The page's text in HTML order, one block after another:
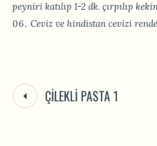
peyniri katılıp 1-2 dk. çırpılıp
Ceviz ve hindistan cevizi
ÇILEKLI PASTA 1